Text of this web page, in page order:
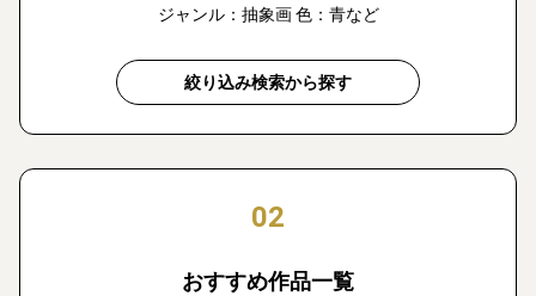
ジャンル：抽象画 色：青など
絞り込み検索から探す
02
おすすめ作品一覧